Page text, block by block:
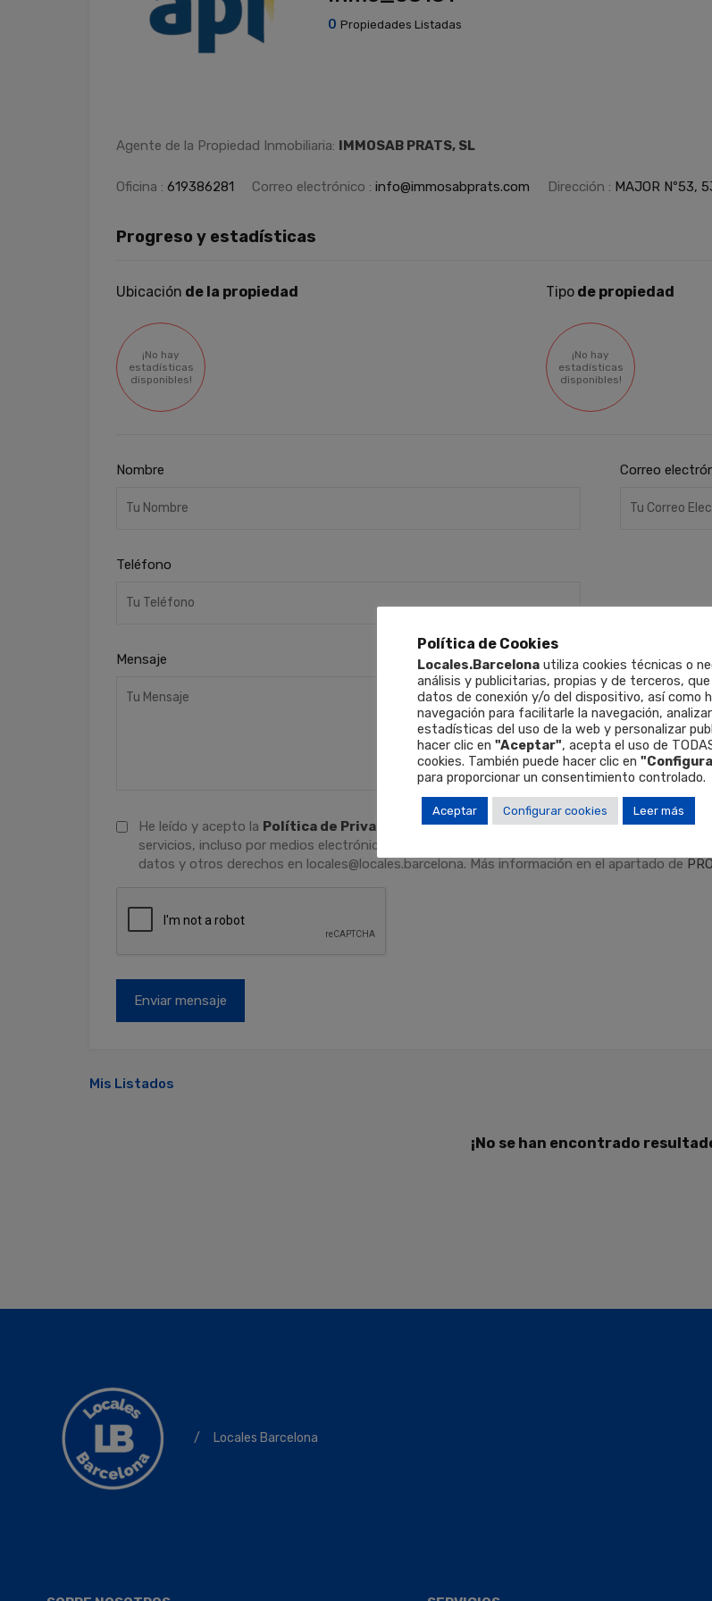
0 Propiedades Listadas
Agente de la Propiedad Inmobiliaria: IMMOSAB PRATS, SL
Oficina : 619386281 Correo electrónico : info@immosabprats.com Dirección : MAJOR Nº53,
Progreso y estadísticas
Ubicación de la propiedad
¡No hay
estadísticas
disponibles!
Tipo de propiedad
¡No hay
estadísticas
disponibles!
Nombre Correo
Teléfono
Mensaje
He leído y acepto la Política de Privacidad Finalidades: Responder a sus solicitudes y
servicios, incluso por medios electrónicos.
: Puede retirar su consentimiento en
datos y otros derechos en locales@locales.barcelona. Más información en el apartado de
Mis Listados
¡No se han encontrado
/ Locales Barcelona
Política de Cookies
Locales.Barcelona utiliza cookies técnicas o
análisis y publicitarias, propias y de terceros,
datos de conexión y/o del dispositivo, así como
navegación para facilitarle la navegación, analizar
estadísticas del uso de la web y personalizar
hacer clic en "Aceptar", acepta el uso de
cookies. También puede hacer clic en
para proporcionar un consentimiento controlado.
Aceptar Configurar cookies Leer más